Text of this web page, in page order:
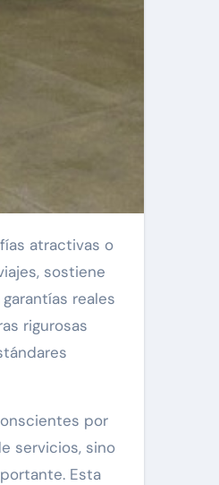
atractivas o
sostiene
reales
rigurosas
por
servicios, sino
Esta